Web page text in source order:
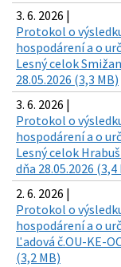
3. 6. 2026 |
Protokol o
hospodárení a o
Lesný celok
28.05.2026 (3,3 MB)
3. 6. 2026 |
Protokol o
hospodárení a o
Lesný celok
dňa 28.05.2026 (3,4
2. 6. 2026 |
Protokol o
hospodárení a o
Ľadová č.OU-KE-
(3,2 MB)